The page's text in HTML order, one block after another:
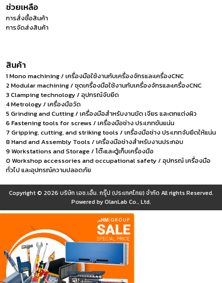
ช่วยเหลือ
การสั่งซื้อสินค้า
การจัดส่งสินค้า
สินค้า
1 Mono machining / เครื่องมือใช้งานกับเครื่องจักรและเครื่องCNC
2 Modular machining / ชุดเครื่องมือใช้งานกับเครื่องจักรและเครื่องCNC
3 Clamping technology / อุปกรณ์จับยึด
4 Metrology / เครื่องมือวัด
5 Grinding and Cutting / เครื่องมือสำหรับงานขัด เจียร และตกแต่งผิว
6 Fastening tools for screws / เครื่องมือช่าง ประเภทขันแน่น
7 Gripping, cutting, and striking tools / เครื่องมือช่าง ประเภทจับยึดให้แน่น
8 Hand and Assembly Tools / เครื่องมือช่างสำหรับงานประกอบ
9 Workstations and Storage / โต๊ะและตู้เก็บเครื่องมือ
0 Workshop accessories and occupational safety / อุปกรณ์ เครื่องมือ
ทั่วไป และอุปกรณ์ความปลอดภัย
Copyright © 2026 บริษัท เอช.เอ็ม. กรุ๊ป (ประเทศไทย) จำกัด All rights Reserved.
Powered byOlanLab Co., Ltd.